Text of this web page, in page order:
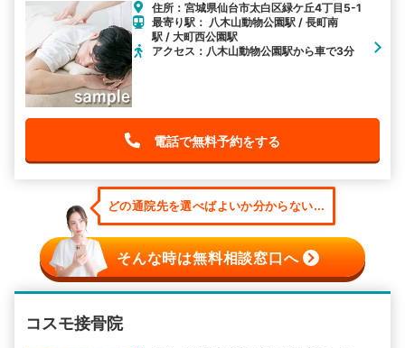
住所：宮城県仙台市太白区緑ケ丘4丁目5-1
最寄り駅： 八木山動物公園駅 / 長町南
駅 / 大町西公園駅
アクセス：八木山動物公園駅から車で3分
電話で無料予約をする
どの通院先を選べばよいか分からない...
そんな時は無料相談窓口へ
コスモ接骨院